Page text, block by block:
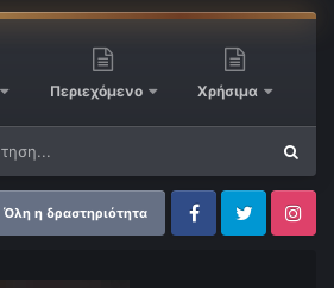
Περιεχόμενο Χρήσιμα
Όλη η δραστηριότητα
FacebookTwitter Instagram